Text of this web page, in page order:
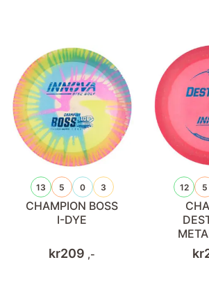
13 5 0 3
CHAMPION BOSS
I-DYE
kr209 ,-
12 5
kr